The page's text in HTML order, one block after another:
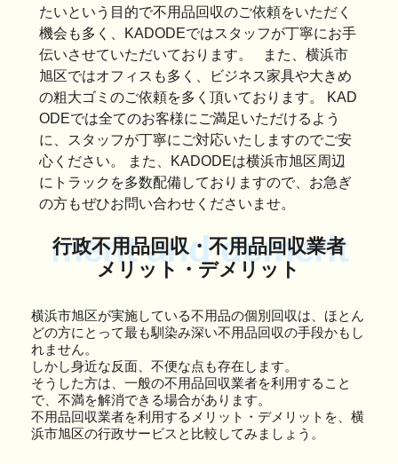
たいという目的で不用品回収のご依頼をいただく
機会も多く、KADODEではスタッフが丁寧にお手
伝いさせていただいております。 また、横浜市
旭区ではオフィスも多く、ビジネス家具や大きめ
の粗大ゴミのご依頼を多く頂いております。 KAD
ODEでは全てのお客様にご満足いただけるよう
に、スタッフが丁寧にご対応いたしますのでご安
心ください。 また、KADODEは横浜市旭区周辺
にトラックを多数配備しておりますので、お急ぎ
の方もぜひお問い合わせくださいませ。
merit and demerit
行政不用品回収・不用品回収業者
メリット・デメリット
横浜市旭区が実施している不用品の個別回収は、ほとん
どの方にとって最も馴染み深い不用品回収の手段かもし
れません。
しかし身近な反面、不便な点も存在します。
そうした方は、一般の不用品回収業者を利用すること
で、不満を解消できる場合があります。
不用品回収業者を利用するメリット・デメリットを、横
浜市旭区の行政サービスと比較してみましょう。